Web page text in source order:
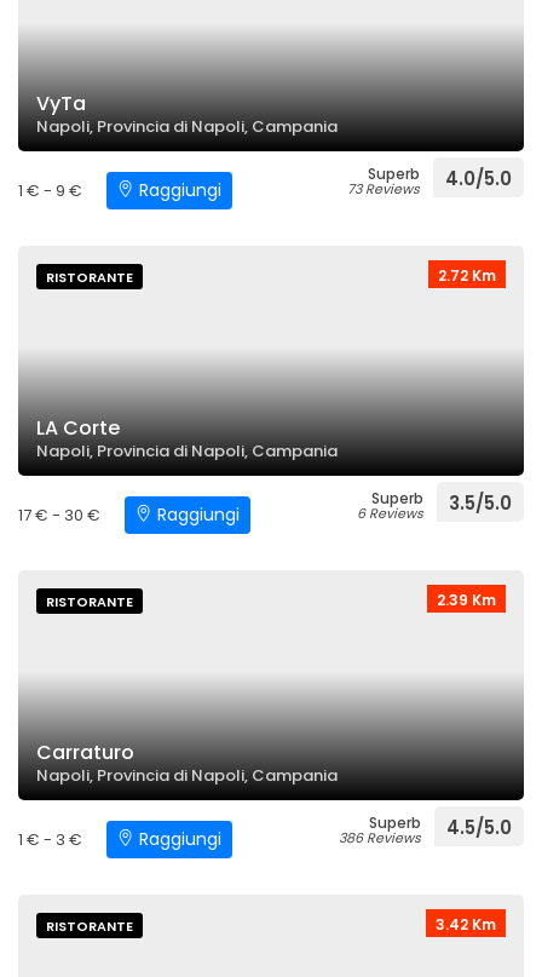
VyTa
Napoli, Provincia di Napoli, Campania
1 € - 9 € Raggiungi
Superb
73 Reviews 4.0/5.0
2.72 Km
RISTORANTE
LA Corte
Napoli, Provincia di Napoli, Campania
17 € - 30 € Raggiungi
Superb
6 Reviews 3.5/5.0
2.39 Km
RISTORANTE
Carraturo
Napoli, Provincia di Napoli, Campania
1 € - 3 € Raggiungi
Superb
386 Reviews 4.5/5.0
3.42 Km
RISTORANTE